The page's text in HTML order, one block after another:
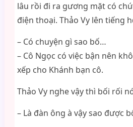
lâu rồi đi ra gương mặt có
điện thoại. Thảo Vy lên tiếng
– Có chuyện gì sao bố…
– Cô Ngọc có việc bận nên
xếp cho Khánh bạn cô.
Thảo Vy nghe vậy thì bối rối
– Là đàn ông à vậy sao được